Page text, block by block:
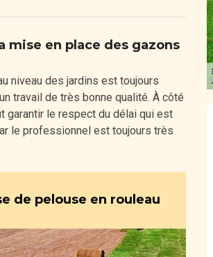
mise en place des gazons
niveau des jardins est toujours
travail de très bonne qualité. À côté
garantir le respect du délai qui est
le professionnel est toujours très
de pelouse en rouleau